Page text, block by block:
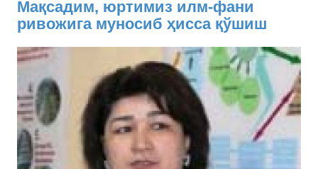
Мақсадим, юртимиз илм-фани
ривожига муносиб ҳисса қўшиш